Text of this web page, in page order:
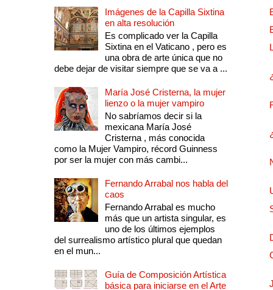
Imágenes de la Capilla Sixtina
en alta resolución
Es complicado ver la Capilla
Sixtina en el Vaticano , pero es
una obra de arte única que no
debe dejar de visitar siempre que se va a ...
María José Cristerna, la mujer
lienzo o la mujer vampiro
No sabríamos decir si la
mexicana María José
Cristerna , más conocida
como la Mujer Vampiro, récord Guinness
por ser la mujer con más cambi...
Fernando Arrabal nos habla del
caos
Fernando Arrabal es mucho
más que un artista singular, es
uno de los últimos ejemplos
del surrealismo artístico plural que quedan
en el mun...
Guía de Composición Artística
básica para iniciarse en el Arte